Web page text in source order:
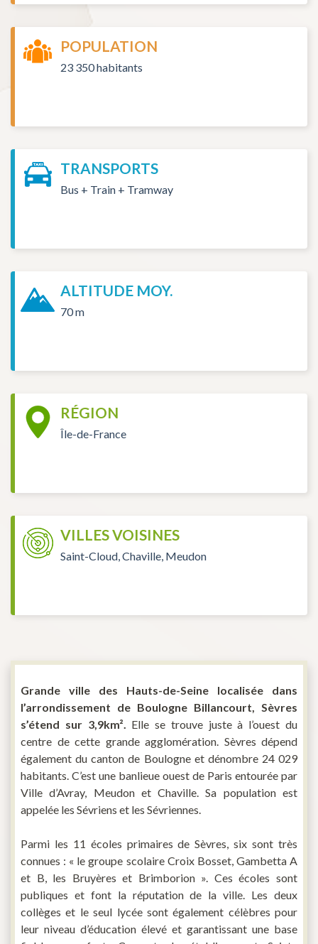
POPULATION
23 350 habitants
TRANSPORTS
Bus + Train + Tramway
ALTITUDE MOY.
70 m
RÉGION
Île-de-France
VILLES VOISINES
Saint-Cloud, Chaville, Meudon
Grande ville des Hauts-de-Seine localisée dans
l’arrondissement de Boulogne Billancourt, Sèvres
s’étend sur 3,9km². Elle se trouve juste à l’ouest du
centre de cette grande agglomération. Sèvres dépend
également du canton de Boulogne et dénombre 24 029
habitants. C’est une banlieue ouest de Paris entourée par
Ville d’Avray, Meudon et Chaville. Sa population est
appelée les Sévriens et les Sévriennes.
Parmi les 11 écoles primaires de Sèvres, six sont très
connues : « le groupe scolaire Croix Bosset, Gambetta A
et B, les Bruyères et Brimborion ». Ces écoles sont
publiques et font la réputation de la ville. Les deux
collèges et le seul lycée sont également célèbres pour
leur niveau d’éducation élevé et garantissant une base